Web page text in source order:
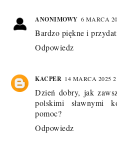
ANONIMOWY 6 MARCA
Bardzo piękne i
Odpowiedz
KACPER 14 MARCA 2025
Dzień dobry, jak
polskimi sławnymi
pomoc?
Odpowiedz